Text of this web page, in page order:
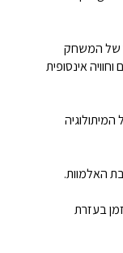
של המשחק
אינסופית
האלמוות.
בעזרת